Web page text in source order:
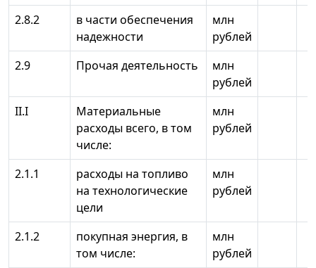
2.8.2
в части обеспечения
надежности
млн
рублей
2.9
Прочая деятельность
млн
рублей
II.I
Материальные
расходы всего, в том
числе:
млн
рублей
2.1.1
расходы на топливо
на технологические
цели
млн
рублей
2.1.2
покупная энергия, в
том числе:
млн
рублей